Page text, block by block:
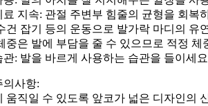
료 지속: 관절 주변부 힘줄의 균형을 회복
건 잡기 등의 운동으로 발가락 마디의 유
중은 발에 부담을 줄 수 있으므로 적정 체
관: 발을 바르게 사용하는 습관을 들이세
의사항:
움직일 수 있도록 앞코가 넓은 디자인의